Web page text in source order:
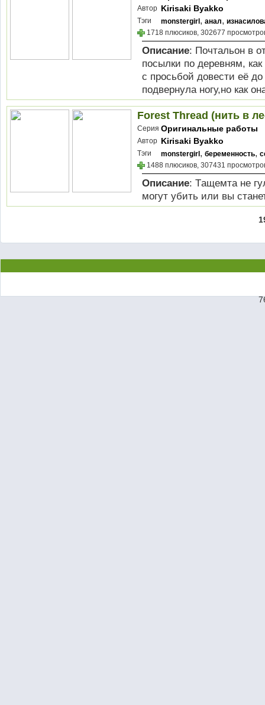
Автор Kirisaki Byakko
Тэги monstergirl , анал,
1718 плюсиков, 302677
Описание: Почтальон в
посылки по деревням,
с просьбой довести её
подвернула ногу,но как
Forest Thread (нить в
Серия Оригинальные работы
Автор Kirisaki Byakko
Тэги monstergirl , беременность,
1488 плюсиков, 307431
Описание: Tащемта не
могут убить или вы